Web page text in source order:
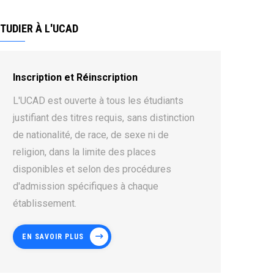
À L'UCAD
Inscription et Réinscription
L'UCAD est ouverte à tous les étudiants
justifiant des titres requis, sans distinction
de nationalité, de race, de sexe ni de
religion, dans la limite des places
disponibles et selon des procédures
d'admission spécifiques à chaque
établissement.
EN SAVOIR PLUS